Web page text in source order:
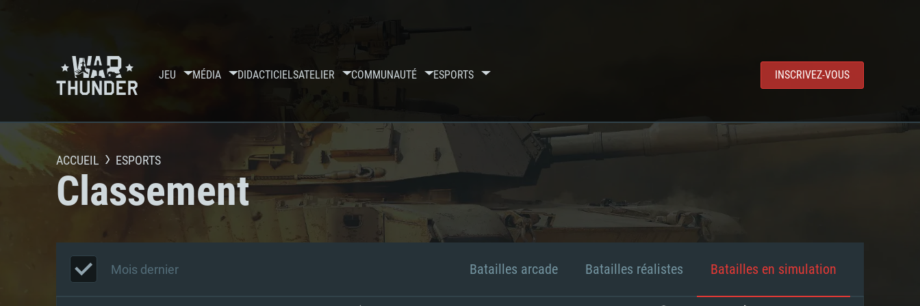
JEU MÉDIA DIDACTICIELSATELIER COMMUNAUTÉ ESPORTS INSCRIVEZ-VOUS
ACCUEIL ESPORTS
Classement
Mois dernier Batailles arcade Batailles réalistes Batailles en simulation